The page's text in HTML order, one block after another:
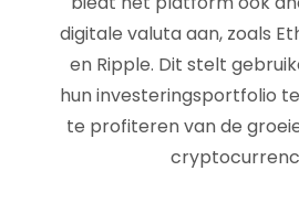
digitale valuta aan, zoals
en Ripple. Dit stelt
hun investeringsportfolio
te profiteren van de